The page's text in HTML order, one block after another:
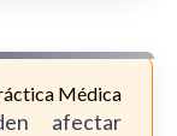
Médica
afectar